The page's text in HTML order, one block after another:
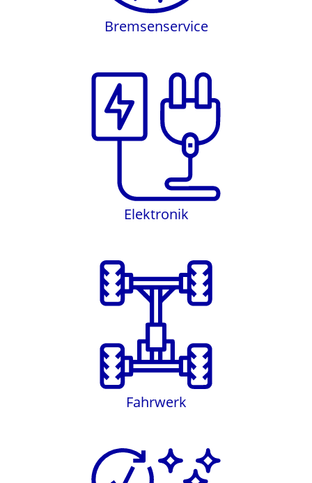
Bremsenservice
Elektronik
Elektronik
Fahrwerk
Fahrwerk